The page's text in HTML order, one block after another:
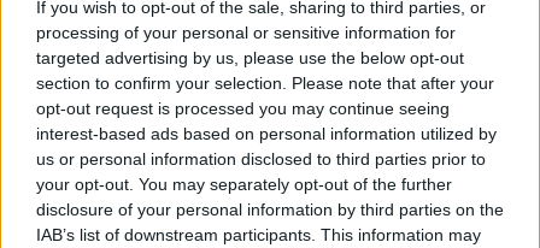
If you wish to opt-out of the sale, sharing to third parties, or
processing of your personal or sensitive information for
targeted advertising by us, please use the below opt-out
section to confirm your selection. Please note that after your
opt-out request is processed you may continue seeing
interest-based ads based on personal information utilized by
us or personal information disclosed to third parties prior to
your opt-out. You may separately opt-out of the further
disclosure of your personal information by third parties on the
IAB’s list of downstream participants. This information may
többszörösen díjazott és több országban
már évekkel ezelőtt bemutatott drámájában
kimondatlanul is a közel-keleti élethelyzetet
mutatja be saját szemszögéből.A valóságos
alakokat és európai szemmel valószerűtlenül
ható helyzeteket és reakciókat felvonultató
idilli családtörténet elkerülhetetlenül rohan a
tragikus végkifejlet felé. Tudva, hogy a